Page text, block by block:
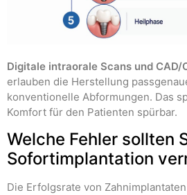
Digitale intraorale Scans und CAD/
erlauben die Herstellung
konventionelle Abformungen. Das
Komfort für den Patienten spürbar.
Welche Fehler sollten
Sofortimplantation
Die Erfolgsrate von